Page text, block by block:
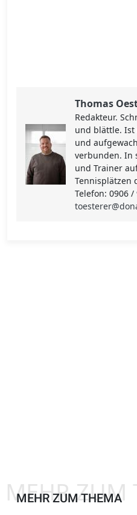
Thomas
Redakteur.
und blättle. Ist
und
verbunden. In
und Trainer
Tennisplätzen
Telefon: 0906 /
MEHR ZUM THEMA
MEHR ZUM